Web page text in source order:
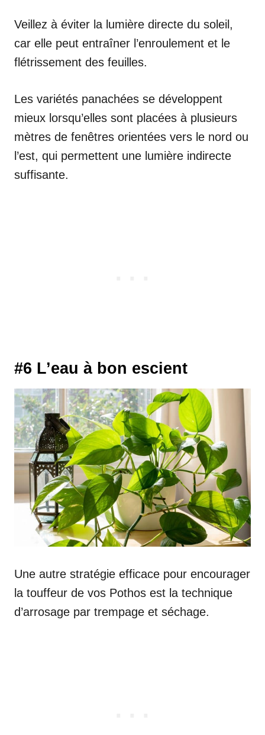
Veillez à éviter la lumière directe du soleil,
car elle peut entraîner l’enroulement et le
flétrissement des feuilles.
Les variétés panachées se développent
mieux lorsqu’elles sont placées à plusieurs
mètres de fenêtres orientées vers le nord ou
l’est, qui permettent une lumière indirecte
suffisante.
#6 L’eau à bon escient
Une autre stratégie efficace pour encourager
la touffeur de vos Pothos est la technique
d’arrosage par trempage et séchage.